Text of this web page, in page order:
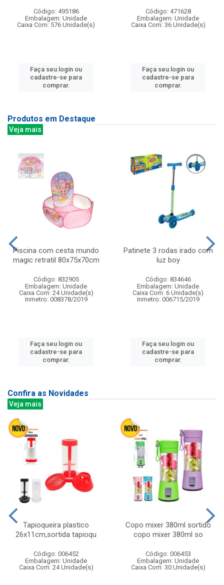
Código: 495186
Embalagem: Unidade
Caixa Com: 576 Unidade(s)
Faça seu login ou
cadastre-se para
comprar.
Código: 471628
Embalagem: Unidade
Caixa Com: 36 Unidade(s)
Faça seu login ou
cadastre-se para
comprar.
Produtos em Destaque
Veja mais
Piscina com cesta mundo
magic retratil 80x75x70cm
Código: 832905
Embalagem: Unidade
Caixa Com: 24 Unidade(s)
Inmetro: 008378/2019
Faça seu login ou
cadastre-se para
comprar.
Patinete 3 rodas irado com
luz boy
Código: 834646
Embalagem: Unidade
Caixa Com: 6 Unidade(s)
Inmetro: 006715/2019
Faça seu login ou
cadastre-se para
comprar.
Confira as Novidades
Veja mais
Tapioqueira plastico
26x11cm,sortida tapioqu
Código: 006452
Embalagem: Unidade
Caixa Com: 24 Unidade(s)
Copo mixer 380ml sortido
copo mixer 380ml so
Código: 006453
Embalagem: Unidade
Caixa Com: 30 Unidade(s)